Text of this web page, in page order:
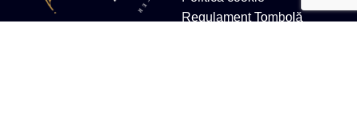
Regulament Tombolă